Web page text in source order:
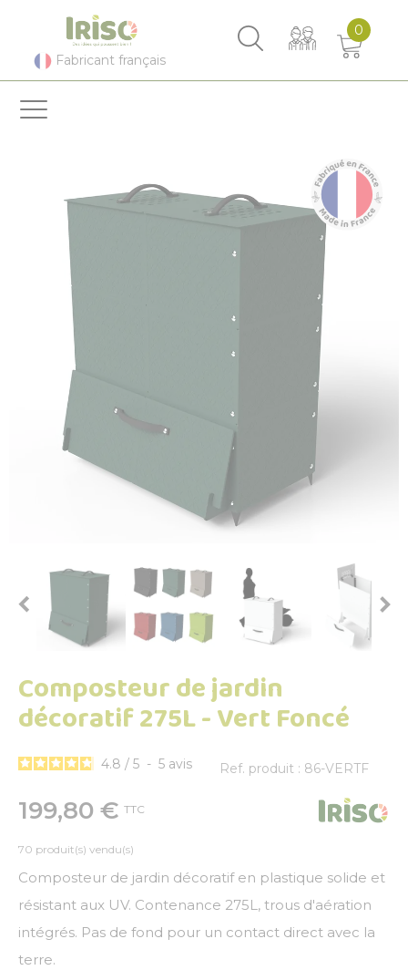
Fabricant français
0
 
Composteur de jardin
décoratif 275L - Vert Foncé
4.8 / 5 - 5 avis Ref. produit : 86-VERTF
199,80 € TTC
70 produit(s) vendu(s)
Composteur de jardin décoratif en plastique solide et
résistant aux UV. Contenance 275L, trous d'aération
intégrés. Pas de fond pour un contact direct avec la
terre.
Panneau de gestion des cookies